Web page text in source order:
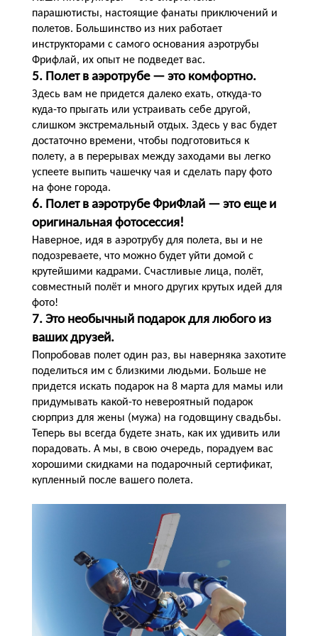
парашютисты, настоящие фанаты приключений и
полетов. Большинство из них работает
инструкторами с самого основания аэротрубы
Фрифлай, их опыт не подведет вас.
5. Полет в аэротрубе — это комфортно.
Здесь вам не придется далеко ехать, откуда-то
куда-то прыгать или устраивать себе другой,
слишком экстремальный отдых. Здесь у вас будет
достаточно времени, чтобы подготовиться к
полету, а в перерывах между заходами вы легко
успеете выпить чашечку чая и сделать пару фото
на фоне города.
6. Полет в аэротрубе ФриФлай — это еще и
оригинальная фотосессия!
Наверное, идя в аэротрубу для полета, вы и не
подозреваете, что можно будет уйти домой с
крутейшими кадрами. Счастливые лица, полёт,
совместный полёт и много других крутых идей для
фото!
7. Это необычный подарок для любого из
ваших друзей.
Попробовав полет один раз, вы наверняка захотите
поделиться им с близкими людьми. Больше не
придется искать подарок на 8 марта для мамы или
придумывать какой-то невероятный подарок
сюрприз для жены (мужа) на годовщину свадьбы.
Теперь вы всегда будете знать, как их удивить или
порадовать. А мы, в свою очередь, порадуем вас
хорошими скидками на подарочный сертификат,
купленный после вашего полета.